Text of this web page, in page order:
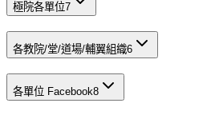
極院各單位7
各教院/堂/道場/輔翼組織6
各單位 Facebook8